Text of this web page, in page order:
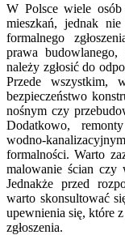
W Polsce wiele
mieszkań, jednak
formalnego
prawa
należy zgłosić do
Przede wszystkim,
bezpieczeństwo
nośnym czy
Dodatkowo,
wodno-
formalności. Warto
malowanie ścian czy
Jednakże przed
warto skonsultować
upewnienia się, które
zgłoszenia.